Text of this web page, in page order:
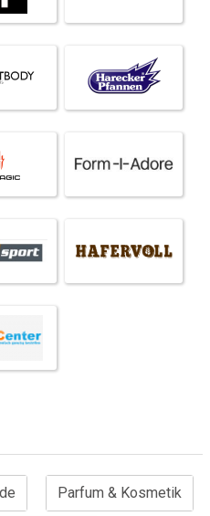
Parfum & Kosmetik